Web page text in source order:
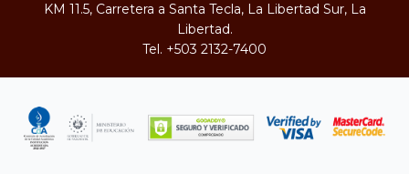
KM 11.5, Carretera a Santa Tecla, La Libertad Sur, La
Libertad.
Tel. +503 2132-7400